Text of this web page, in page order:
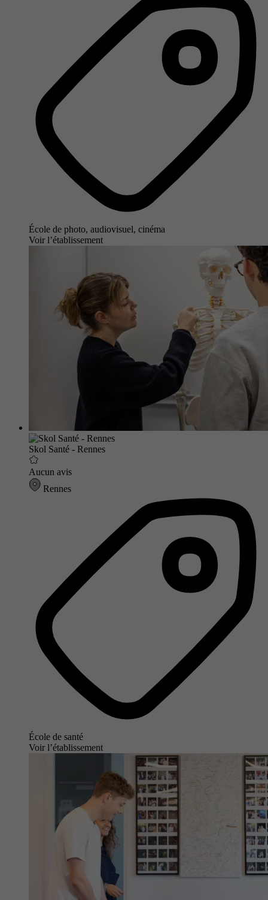
École de photo, audiovisuel, cinéma
Voir l’établissement
Skol Santé - Rennes
Aucun avis
Rennes
École de santé
Voir l’établissement